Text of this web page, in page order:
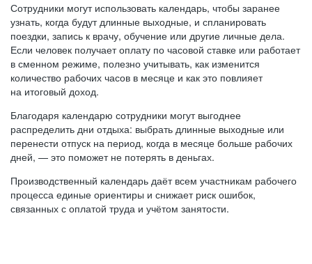
Сотрудники могут использовать календарь, чтобы заранее
узнать, когда будут длинные выходные, и спланировать
поездки, запись к врачу, обучение или другие личные дела.
Если человек получает оплату по часовой ставке или работает
в сменном режиме, полезно учитывать, как изменится
количество рабочих часов в месяце и как это повлияет
на итоговый доход.
Благодаря календарю сотрудники могут выгоднее
распределить дни отдыха: выбрать длинные выходные или
перенести отпуск на период, когда в месяце больше рабочих
дней, — это поможет не потерять в деньгах.
Производственный календарь даёт всем участникам рабочего
процесса единые ориентиры и снижает риск ошибок,
связанных с оплатой труда и учётом занятости.